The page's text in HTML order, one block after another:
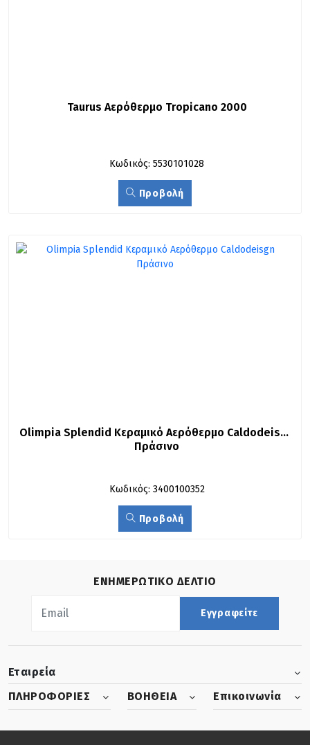
Taurus Αερόθερμο Tropicano 2000
Κωδικός: 5530101028
Προβολή
Olimpia Splendid Κεραμικό Αερόθερμο Caldodeisgn
Πράσινο
Κωδικός: 3400100352
Προβολή
ΕΝΗΜΕΡΩΤΙΚΟ ΔΕΛΤΙΟ
Εγγραφείτε
Εταιρεία
ΠΛΗΡΟΦΟΡΙΕΣ
ΒΟΗΘΕΙΑ Επικοινωνία